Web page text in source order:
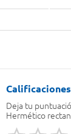
Deja tu
Hermético